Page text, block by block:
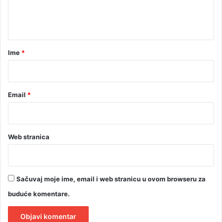
rIme *
Email *
Web stranica
Sačuvaj moje ime, email i web stranicu u ovom browseru za
buduće komentare.